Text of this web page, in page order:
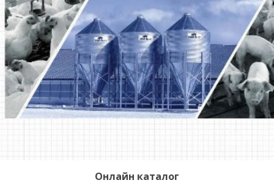
Онлайн каталог